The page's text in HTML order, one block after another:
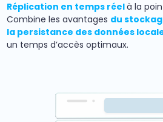
Réplication en temps réelà la
Combine les avantages du
la persistance des données
un temps d’accès optimaux.